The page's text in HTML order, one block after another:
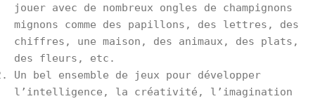
jouer avec de nombreux ongles de champignons
mignons comme des papillons, des lettres, des
chiffres, une maison, des animaux, des plats,
des fleurs, etc.
Un bel ensemble de jeux pour développer
l’intelligence, la créativité, l’imagination